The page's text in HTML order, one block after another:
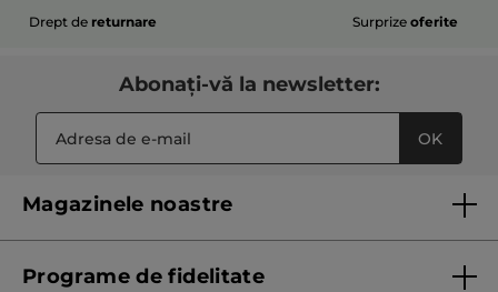
Drept de returnare Surprize oferite
Abonați-vă la newsletter:
OK
Magazinele noastre
Programe de fidelitate